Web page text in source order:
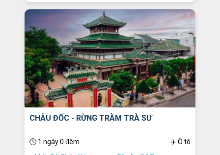
CHÂU ĐỐC - RỪNG TRÀM TRÀ SƯ
🕓 1 ngày 0 đêm
✈️ Ô tô